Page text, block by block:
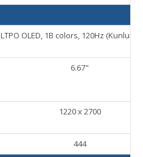
LTPO OLED, 1B colors, 120Hz (Kunlun
6.67"
1220 x 2700
444